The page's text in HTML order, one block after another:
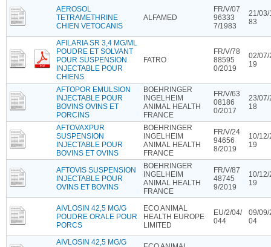
AEROSOL
TETRAMETHRINE
CHIEN VETOCANIS
ALFAMED
FR/V/07
96333
7/1983
21/03/
83
AFILARIA SR 3,4 MG/ML
POUDRE ET SOLVANT
POUR SUSPENSION
INJECTABLE POUR
CHIENS
FATRO
FR/V/78
88595
0/2019
02/07/
19
AFTOPOR EMULSION
INJECTABLE POUR
BOVINS OVINS ET
PORCINS
BOEHRINGER
INGELHEIM
ANIMAL HEALTH
FRANCE
FR/V/63
08186
0/2017
23/07/
18
AFTOVAXPUR
SUSPENSION
INJECTABLE POUR
BOVINS ET OVINS
BOEHRINGER
INGELHEIM
ANIMAL HEALTH
FRANCE
FR/V/24
94656
8/2019
10/12/
19
AFTOVIS SUSPENSION
INJECTABLE POUR
OVINS ET BOVINS
BOEHRINGER
INGELHEIM
ANIMAL HEALTH
FRANCE
FR/V/87
48745
9/2019
10/12/
19
AIVLOSIN 42,5 MG/G
POUDRE ORALE POUR
PORCS
ECO ANIMAL
HEALTH EUROPE
LIMITED
EU/2/04/
044
09/09/
04
AIVLOSIN 42,5 MG/G